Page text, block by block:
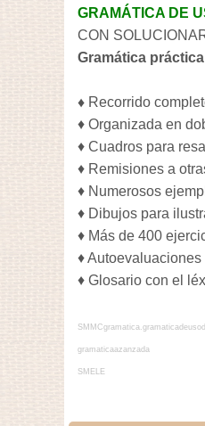
GRAMÁTICA DE
CON
Gramática
♦ Recorrido
♦ Organizada en
♦ Cuadros para
♦ Remisiones a
♦ Numerosos
♦ Dibujos para
♦ Más de 400
♦
♦ Glosario con el
gramaticaazanzada
SMELE